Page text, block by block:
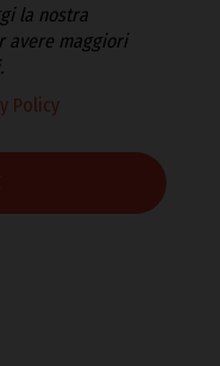
la nostra
avere maggiori
Policy